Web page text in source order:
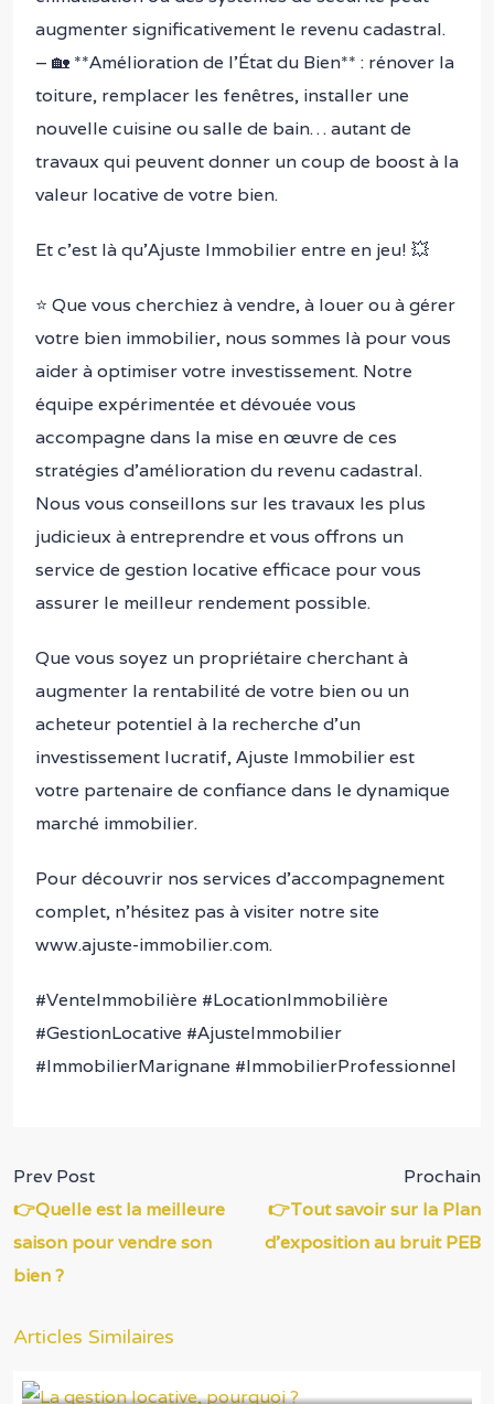
augmenter significativement le revenu cadastral.
– 🏡 **Amélioration de l’État du Bien** : rénover la
toiture, remplacer les fenêtres, installer une
nouvelle cuisine ou salle de bain… autant de
travaux qui peuvent donner un coup de boost à la
valeur locative de votre bien.
Et c’est là qu’Ajuste Immobilier entre en jeu! 💥
⭐ Que vous cherchiez à vendre, à louer ou à gérer
votre bien immobilier, nous sommes là pour vous
aider à optimiser votre investissement. Notre
équipe expérimentée et dévouée vous
accompagne dans la mise en œuvre de ces
stratégies d’amélioration du revenu cadastral.
Nous vous conseillons sur les travaux les plus
judicieux à entreprendre et vous offrons un
service de gestion locative efficace pour vous
assurer le meilleur rendement possible.
Que vous soyez un propriétaire cherchant à
augmenter la rentabilité de votre bien ou un
acheteur potentiel à la recherche d’un
investissement lucratif, Ajuste Immobilier est
votre partenaire de confiance dans le dynamique
marché immobilier.
Pour découvrir nos services d’accompagnement
complet, n’hésitez pas à visiter notre site
www.ajuste-immobilier.com.
#VenteImmobilière #LocationImmobilière
#GestionLocative #AjusteImmobilier
#ImmobilierMarignane #ImmobilierProfessionnel
Prev Post
👉Quelle est la meilleure
saison pour vendre son
bien ?
Prochain
👉Tout savoir sur la Plan
d’exposition au bruit PEB
Articles Similaires